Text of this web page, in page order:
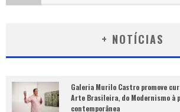
+ NOTÍCIAS
Galeria Murilo Castro promove
Arte Brasileira, do Modernismo à
contemporânea